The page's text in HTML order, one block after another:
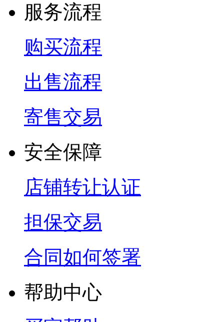
服务流程
购买流程
出售流程
寄售交易
安全保障
店铺转让认证
担保交易
合同如何签署
帮助中心